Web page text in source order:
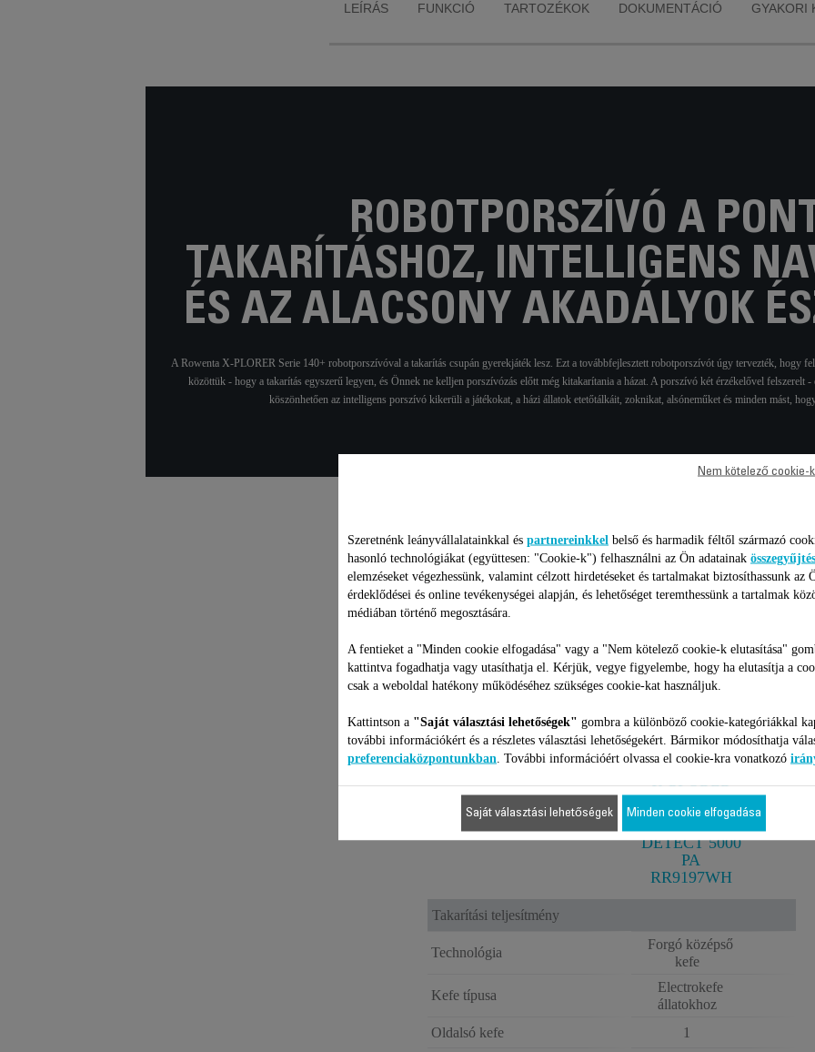
LEÍRÁS FUNKCIÓ TARTOZÉKOK DOKUMENTÁCIÓ GYAKORI
ROBOTPORSZÍVÓ A
TAKARÍTÁSHOZ, INTELLIGENS
ÉS AZ ALACSONY AKADÁLYOK
A Rowenta X-PLORER Serie 140+ robotporszívóval a takarítás csupán gyerekjáték lesz. Ezt a továbbfejlesztett robotporszívót úgy tervezték, hogy
közöttük - hogy a takarítás egyszerű legyen, és Önnek ne kelljen porszívózás előtt még kitakarítania a házat. A porszívó két érzékelővel felszerelt
köszönhetően az intelligens porszívó kikerüli a játékokat, a házi állatok etetőtálkáit, zoknikat, alsóneműket és minden mást,
Műszaki paraméterek /
X-PLORER
S140+
DETECT 5000
PA
RR9197WH
Takarítási teljesítmény
Technológia
Forgó középső
kefe
Kefe típusa
Electrokefe
állatokhoz
Oldalsó kefe
1
Szeretnénk leányvállalatainkkal és partnereinkkel belső és harmadik féltől származó
hasonló technológiákat (együttesen: "Cookie-k") felhasználni az Ön adatainak
elemzéseket végezhessünk, valamint célzott hirdetéseket és tartalmakat biztosíthassunk az
érdeklődései és online tevékenységei alapján, és lehetőséget teremthessünk a tartalmak
médiában történő megosztására.
A fentieket a "Minden cookie elfogadása" vagy a "Nem kötelező cookie-k elutasítása"
kattintva fogadhatja vagy utasíthatja el. Kérjük, vegye figyelembe, hogy ha elutasítja a
csak a weboldal hatékony működéséhez szükséges cookie-kat használjuk.
Kattintson a "Saját választási lehetőségek" gombra a különböző cookie-kategóriákkal
további információkért és a részletes választási lehetőségekért. Bármikor módosíthatja
preferenciaközpontunkban . További információért olvassa el cookie-kra vonatkozó
Nem kötelező cookie-
Saját választási lehetőségek Minden cookie elfogadása